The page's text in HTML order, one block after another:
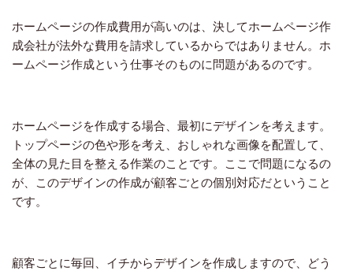
ホームページの作成費用が高いのは、決してホームページ作
成会社が法外な費用を請求しているからではありません。ホ
ームページ作成という仕事そのものに問題があるのです。
ホームページを作成する場合、最初にデザインを考えます。
トップページの色や形を考え、おしゃれな画像を配置して、
全体の見た目を整える作業のことです。ここで問題になるの
が、このデザインの作成が顧客ごとの個別対応だということ
です。
顧客ごとに毎回、イチからデザインを作成しますので、どう